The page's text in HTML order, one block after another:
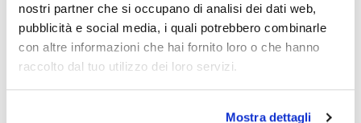
nostri partner che si occupano di analisi dei dati web,
pubblicità e social media, i quali potrebbero combinarle
con altre informazioni che hai fornito loro o che hanno
raccolto dal tuo utilizzo dei loro servizi.
Mostra dettagli
- Boiling point: 56 ºC
- Flash pt. -20 ºC
- Ignition temp.: 540 ºC
- Vapour pressure: (20 ºC) 233 hPa
- Refraction index: (n 20 ºC/D) 1,3588
- LD 50 (oral, rat): 5800 mg/kg
Ti potrebbe interessare anche